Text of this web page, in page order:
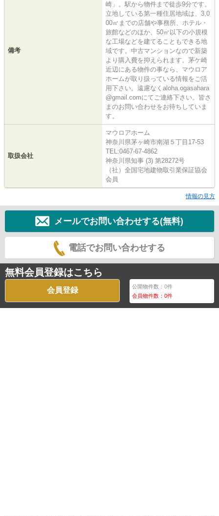
備考
崎」。駅から物件まで徒歩9分です。
立地している第一種住居地域は、3,0
00㎡までの店舗や事務所、ホテル・
旅館などのほか、50㎡以下の小規模
な工場などを建てることもできる地
域です。中古マンションなので新築
より購入費を抑えられます。茅ケ崎
近辺にある物件の事なら、マウロア
ホームが取り扱っている情報をご活
用下さい。遠慮なくaloha.ogasahara
@gmail.comにてご連絡下さい。皆さ
まのお問い合わせをお待ちしていま
す。
取扱会社
マウロアホーム
神奈川県茅ヶ崎市南湖５丁目17-53
TEL:0467-67-4862
神奈川県知事 (3) 第28272号
（社）全国宅地建物取引業保証協会
会員
情報の見方
メールでお問い合わせする(無料)
電話でお問い合わせする
無料会員登録はこちら
会員登録 公開物件数：0件
会員物件数：0件